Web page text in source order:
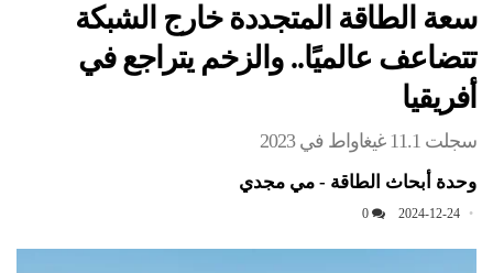
سعة الطاقة المتجددة خارج الشبكة
تتضاعف عالميًا.. والزخم يتراجع في
أفريقيا
سجلت 11.1 غيغاواط في 2023
وحدة أبحاث الطاقة - مي مجدي
2024-12-24
0